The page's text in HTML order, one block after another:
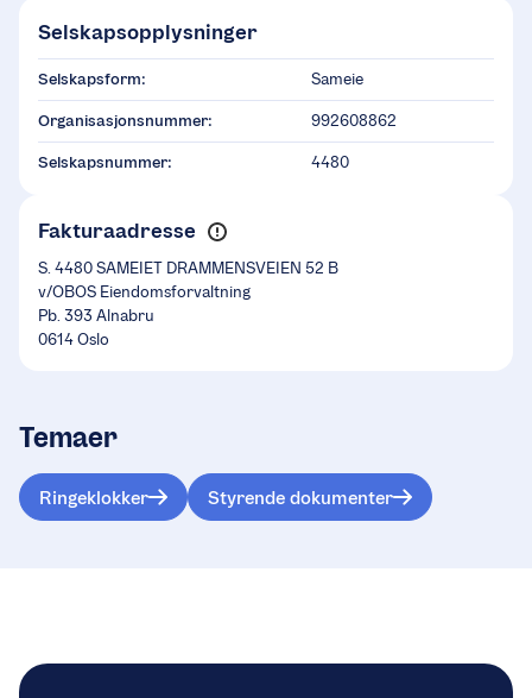
Selskapsopplysninger
Selskapsform: Sameie
Organisasjonsnummer: 992608862
Selskapsnummer: 4480
Fakturaadresse
S. 4480 SAMEIET DRAMMENSVEIEN 52 B
v/OBOS Eiendomsforvaltning
Pb. 393 Alnabru
0614 Oslo
Temaer
Ringeklokker Styrende dokumenter